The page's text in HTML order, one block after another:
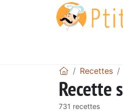
Recettes
Recette
731 recettes